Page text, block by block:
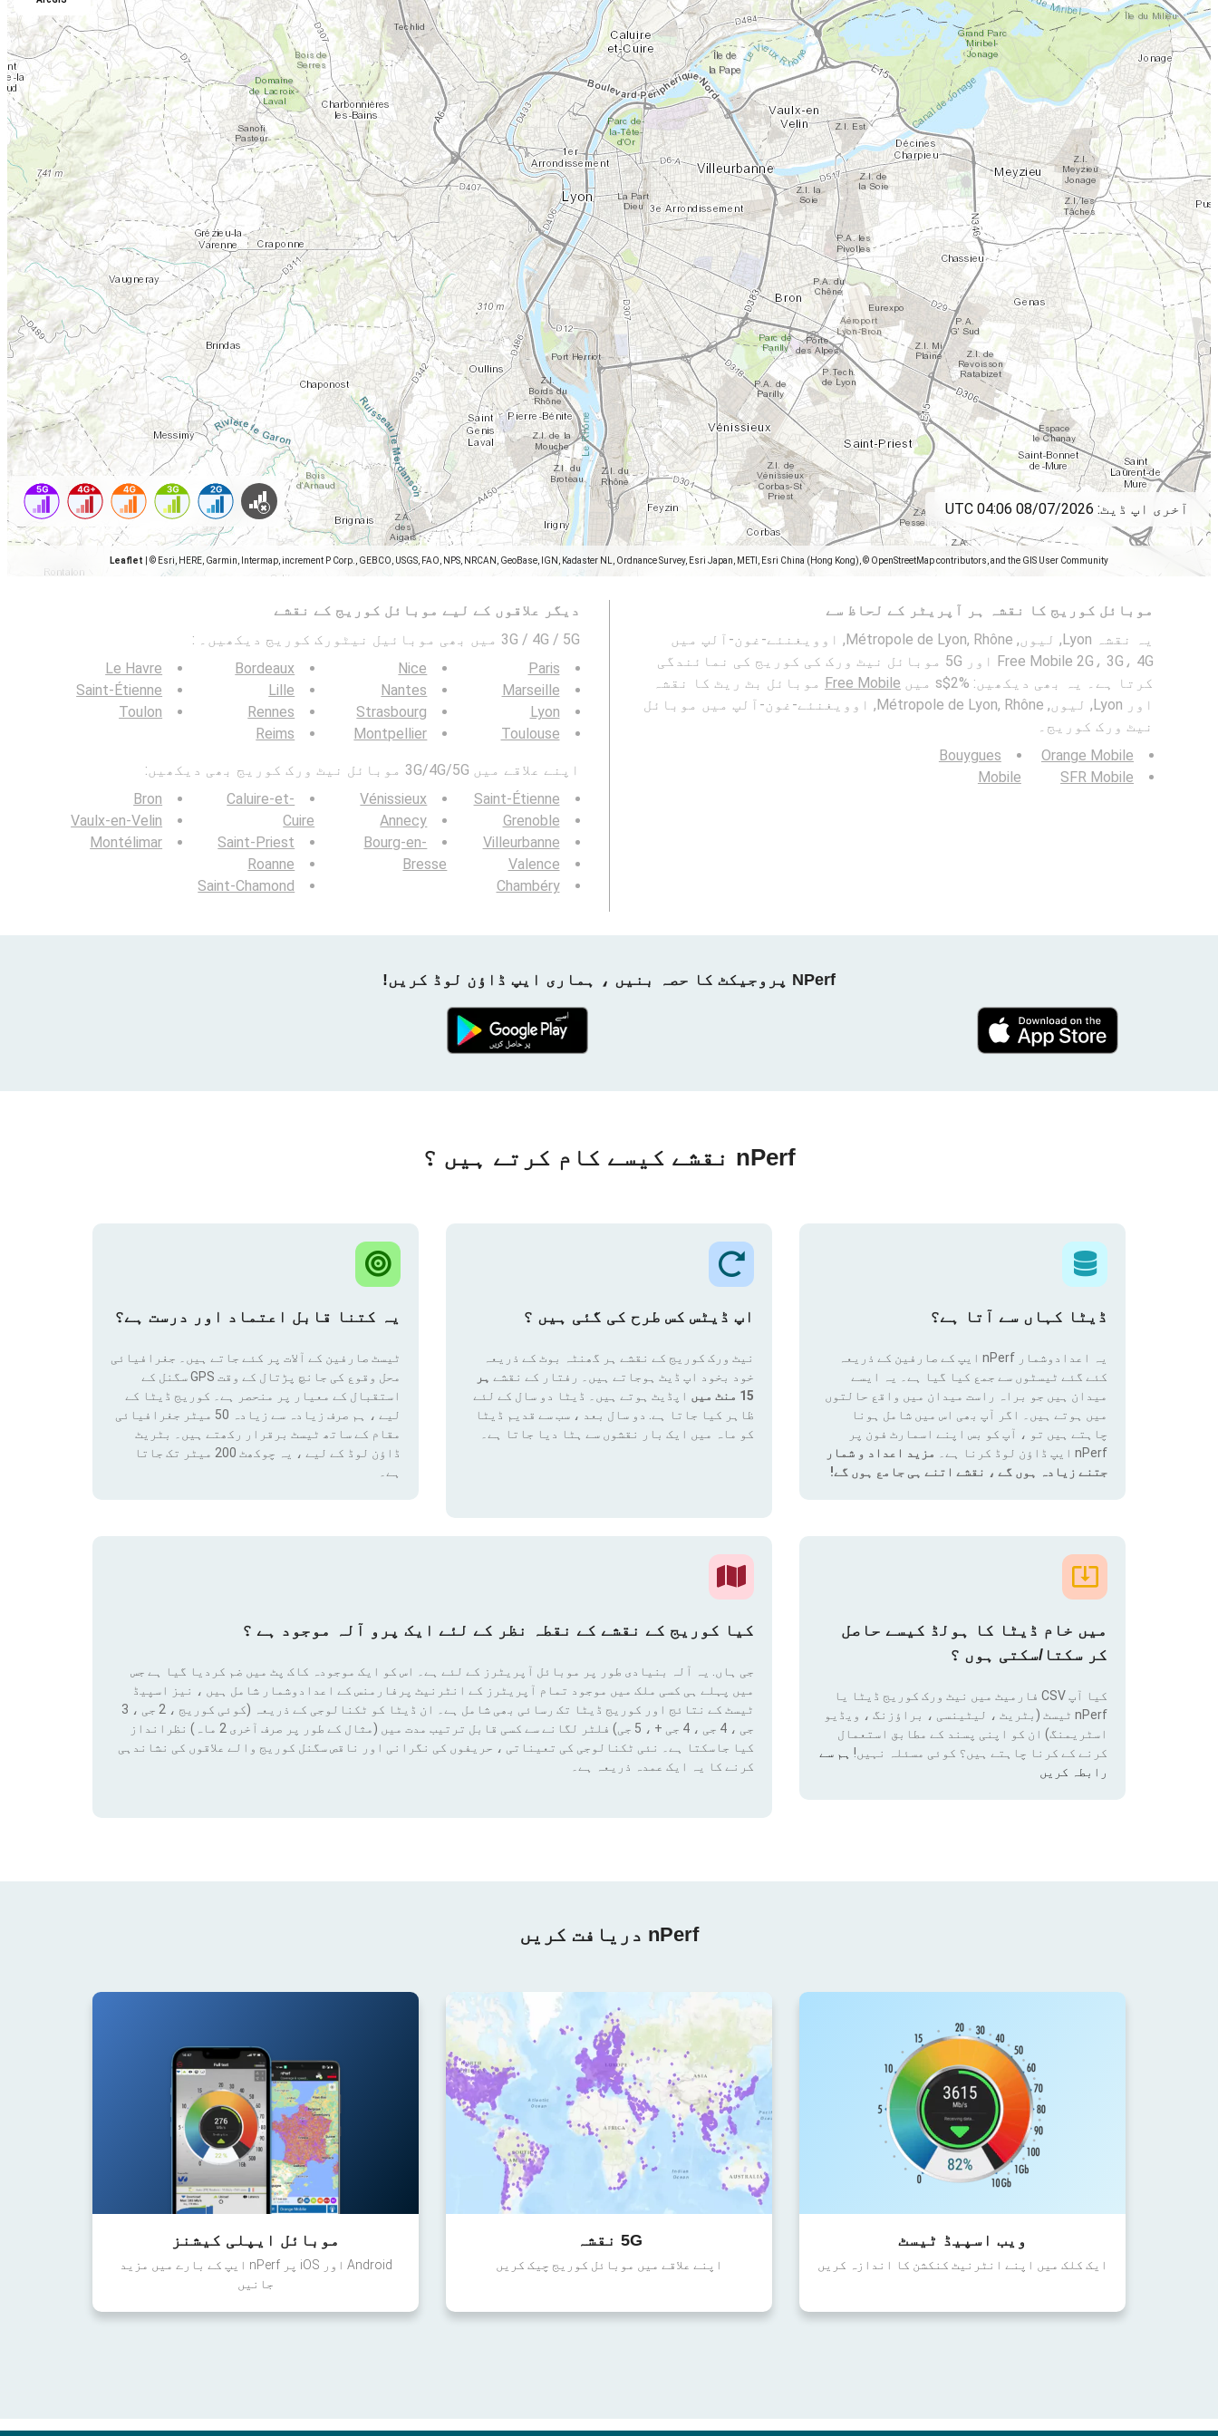
Leaflet © Esri, HERE, Garmin, Intermap, increment P Corp., GEBCO, USGS, FAO, NPS, NRCAN, GeoBase, IGN, Kadaster NL, Ordnance Survey, Esri Japan, METI, Esri China (Hong Kong), © OpenStreetMap contributors, and the GIS User Community
آخری اپ ڈیٹ: 08/07/2026 04:06 UTC
موبائل کوریج کا نقشہ ہر آپریٹر کے لحاظ سے
یہ نقشہ Lyon, لیوں, Métropole de Lyon, Rhône, اوویغنئے-غون-آلپ میں
Free Mobile 2G، 3G، 4G اور 5G موبائل نیٹ ورک کی کوریج کی نمائندگی
کرتا ہے۔ یہ بھی دیکھیں: %2$s میں
Free Mobile موبائل بٹ ریٹ کا نقشہ
اور Lyon, لیوں, Métropole de Lyon, Rhône, اوویغنئے-غون-آلپ میں موبائل
نیٹ ورک کوریج۔
Orange Mobile
SFR Mobile
Bouygues
Mobile
دیگر علاقوں کے لیے موبائل کوریج کے نقشے
3G / 4G / 5G میں بھی موبائیل نیٹورک کوریج دیکھیں۔ :
Paris
Marseille
Lyon
Toulouse
Nice
Nantes
Strasbourg
Montpellier
Bordeaux
Lille
Rennes
Reims
Le Havre
Saint-Étienne
Toulon
اپنے علاقے میں 3G/4G/5G موبائل نیٹ ورک کوریج بھی دیکھیں:
Saint-Étienne
Grenoble
Villeurbanne
Valence
Chambéry
Vénissieux
Annecy
Bourg-en-
Bresse
Caluire-et-
Cuire
Saint-Priest
Roanne
Saint-Chamond
Bron
Vaulx-en-Velin
Montélimar
NPerf پروجیکٹ کا حصہ بنیں ، ہماری ایپ ڈاؤن لوڈ کریں!
nPerf نقشے کیسے کام کرتے ہیں ؟
ڈیٹا کہاں سے آتا ہے؟
یہ اعدادوشمار nPerf ایپ کے صارفین کے ذریعہ
کئے گئے ٹیسٹوں سے جمع کیا گیا ہے۔ یہ ایسے
میدان ہیں جو براہ راست میدان میں واقع حالتوں
میں ہوتے ہیں۔ اگر آپ بھی اس میں شامل ہونا
چاہتے ہیں تو ، آپ کو بس اپنے اسمارٹ فون پر
nPerf ایپ ڈاؤن لوڈ کرنا ہے۔
مزید اعداد و شمار
جتنے زیادہ ہوں گے ، نقشے اتنے ہی جامع ہوں گے!
اپ ڈیٹس کس طرح کی گئی ہیں ؟
نیٹ ورک کوریج کے نقشے ہر گھنٹہ بوٹ کے ذریعہ
خود بخود اپ ڈیٹ ہوجاتے ہیں۔ رفتار کے نقشے ہر
15 منٹ میں
اپڈیٹ ہوتے ہیں۔ ڈیٹا دو سال کے لئے
ظاہر کیا جاتا ہے. دو سال بعد ، سب سے قدیم ڈیٹا
کو ماہ میں ایک بار نقشوں سے ہٹا دیا جاتا ہے۔
یہ کتنا قابل اعتماد اور درست ہے؟
ٹیسٹ صارفین کے آلات پر کئے جاتے ہیں۔ جغرافیائی
محل وقوع کی جانچ پڑتال کے وقت GPS سگنل کے
استقبال کے معیار پر منحصر ہے۔ کوریج ڈیٹا کے
لیے ، ہم صرف زیادہ سے زیادہ 50 میٹر جغرافیائی
مقام کے ساتھ ٹیسٹ برقرار رکھتے ہیں۔ بٹریٹ
ڈاؤن لوڈ کے لیے ، یہ چوکھٹ 200 میٹر تک جاتا
ہے۔
میں خام ڈیٹا کا ہولڈ کیسے حاصل
کر سکتا/سکتی ہوں ؟
کیا آپ CSV فارمیٹ میں نیٹ ورک کوریج ڈیٹا یا
nPerf ٹیسٹ (بٹریٹ ، لیٹینسی ، براؤزنگ ، ویڈیو
اسٹریمنگ) ان کو اپنی پسند کے مطابق استعمال
کرنے کے کرنا چاہتے ہیں؟ کوئی مسئلہ نہیں! ہم سے
رابطہ کریں
کیا کوریج کے نقشے کے نقطہ نظر کے لئے ایک پرو آلہ موجود ہے ؟
جی ہاں. یہ آلہ بنیادی طور پر موبائل آپریٹرز کے لئے ہے۔ اس کو ایک موجودہ کاک پٹ میں ضم کردیا گیا ہے جس
میں پہلے ہی کسی ملک میں موجود تمام آپریٹرز کے انٹرنیٹ پرفارمنس کے اعدادوشمار شامل ہیں ، نیز اسپیڈ
ٹیسٹ کے نتائج اور کوریج ڈیٹا تک رسائی بھی شامل ہے۔ ان ڈیٹا کو ٹکنالوجی کے ذریعہ (کوئی کوریج ، 2 جی ، 3
جی ، 4 جی ، 4 جی + ، 5 جی) فلٹر لگانے سے کسی قابل ترتیب مدت میں (مثال کے طور پر صرف آخری 2 ماہ) نظرانداز
کیا جاسکتا ہے۔ نئی ٹکنالوجی کی تعیناتی ، حریفوں کی نگرانی اور ناقص سگنل کوریج والے علاقوں کی نشاندہی
کرنے کا یہ ایک عمدہ ذریعہ ہے۔
nPerf دریافت کریں
ویب اسپیڈ ٹیسٹ
ایک کلک میں اپنے انٹرنیٹ کنکشن کا اندازہ کریں
5G نقشہ
اپنے علاقے میں موبائل کوریج چیک کریں
موبائل ایپلی کیشنز
Android اور iOS پر nPerf ایپ کے بارے میں مزید
جانیں